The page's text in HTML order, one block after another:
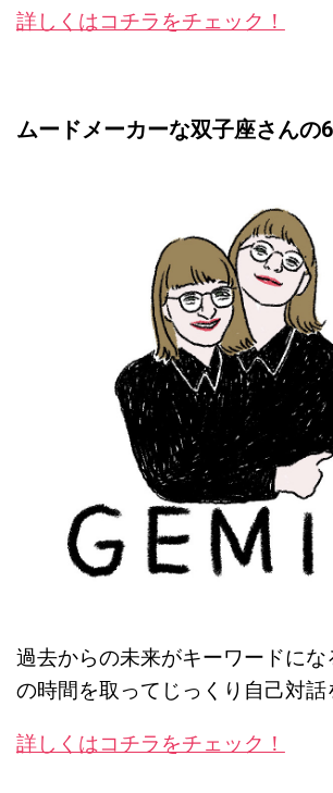
詳しくはコチラをチェック！
ムードメーカーな双子座さんの
過去からの未来がキーワードに
の時間を取ってじっくり自己対話
詳しくはコチラをチェック！